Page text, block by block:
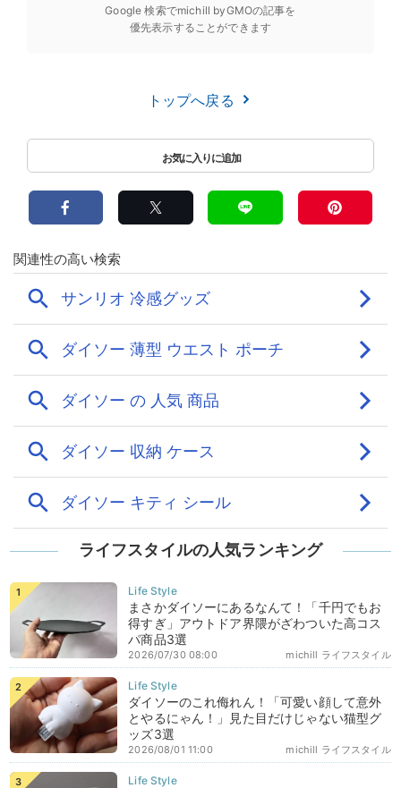
Google 検索でmichill byGMOの記事を
優先表示することができます
トップへ戻る
ライフスタイルの人気ランキング
まさかダイソーにあるなんて！「千円でもお
得すぎ」アウトドア界隈がざわついた高コス
パ商品3選
michill ライフスタイル
2026/07/30 08:00
ダイソーのこれ侮れん！「可愛い顔して意外
とやるにゃん！」見た目だけじゃない猫型グ
ッズ3選
michill ライフスタイル
2026/08/01 11:00